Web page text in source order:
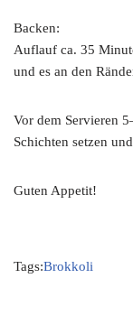
Backen:
Auflauf ca. 35
und es an den
Vor dem Servieren
Schichten setzen
Guten Appetit!
Tags:Brokkoli